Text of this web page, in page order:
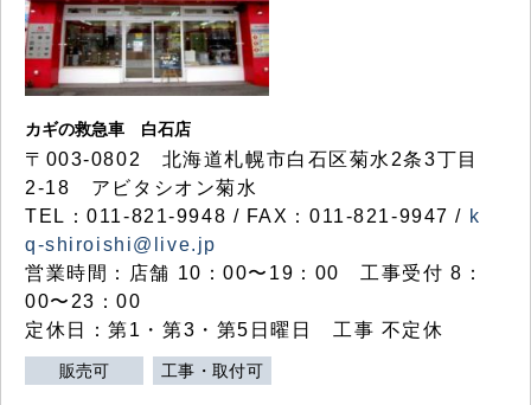
カギの救急車 白石店
〒003-0802 北海道札幌市白石区菊水2条3丁目
2-18 アビタシオン菊水
TEL：011-821-9948 / FAX：011-821-9947 / k
q-shiroishi@live.jp
営業時間：店舗 10：00〜19：00 工事受付 8：
00〜23：00
定休日：第1・第3・第5日曜日 工事 不定休
販売可 工事・取付可